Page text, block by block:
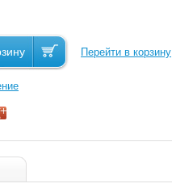
Перейти в корзину